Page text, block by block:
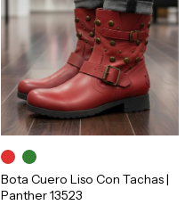
Bota Cuero Liso Con Tachas |
Panther 13523